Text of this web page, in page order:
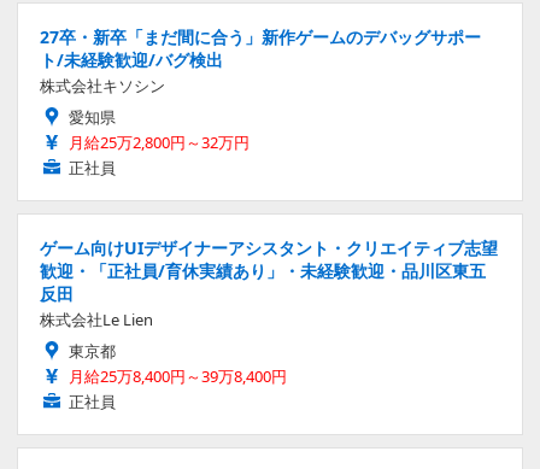
27卒・新卒「まだ間に合う」新作ゲームのデバッグサポー
ト/未経験歓迎/バグ検出
株式会社キソシン
愛知県
月給25万2,800円～32万円
正社員
ゲーム向けUIデザイナーアシスタント・クリエイティブ志望
歓迎・「正社員/育休実績あり」・未経験歓迎・品川区東五
反田
株式会社Le Lien
東京都
月給25万8,400円～39万8,400円
正社員